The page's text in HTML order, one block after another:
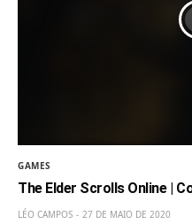
GAMES
The Elder Scrolls Online |
LÉO CAMPOS 27 DE MAIO DE 2020